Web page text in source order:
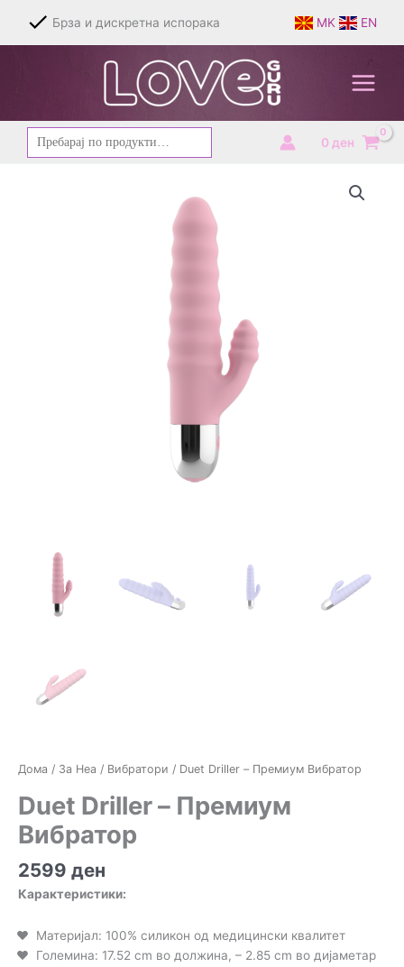
content
Брза и дискретна испорака MK EN
Барај
за:
0 ден
Дома / За Неа / Вибратори / Duet Driller – Премиум Вибратор
Duet Driller – Премиум
Вибратор
2599 ден
Карактеристики:
Материјал: 100% силикон од медицински квалитет
Големина: 17.52 cm во должина, – 2.85 cm во дијаметар